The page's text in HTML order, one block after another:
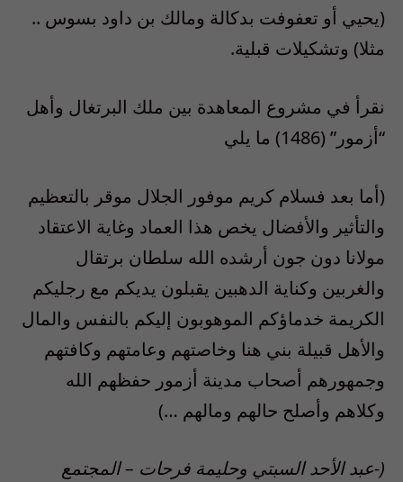
(يحيي أو تعفوفت بدكالة ومالك بن داود بسوس ..
مثلا) وتشكيلات قبلية.
نقرأ في مشروع المعاهدة بين ملك البرتغال وأهل
“أزمور” (1486) ما يلي
(أما بعد فسلام كريم موفور الجلال موقر بالتعظيم
والتأثير والأفضال يخص هذا العماد وغاية الاعتقاد
مولانا دون جون أرشده الله سلطان برتقال
والغربين وكناية الدهبين يقبلون يديكم مع رجليكم
الكريمة خدماؤكم الموهوبون إليكم بالنفس والمال
والأهل قبيلة بني هنا وخاصتهم وعامتهم وكافتهم
وجمهورهم أصحاب مدينة أزمور حفظهم الله
وكلاهم وأصلح حالهم ومالهم …)
(-عبد الأحد السبتي وحليمة فرحات – المجتمع